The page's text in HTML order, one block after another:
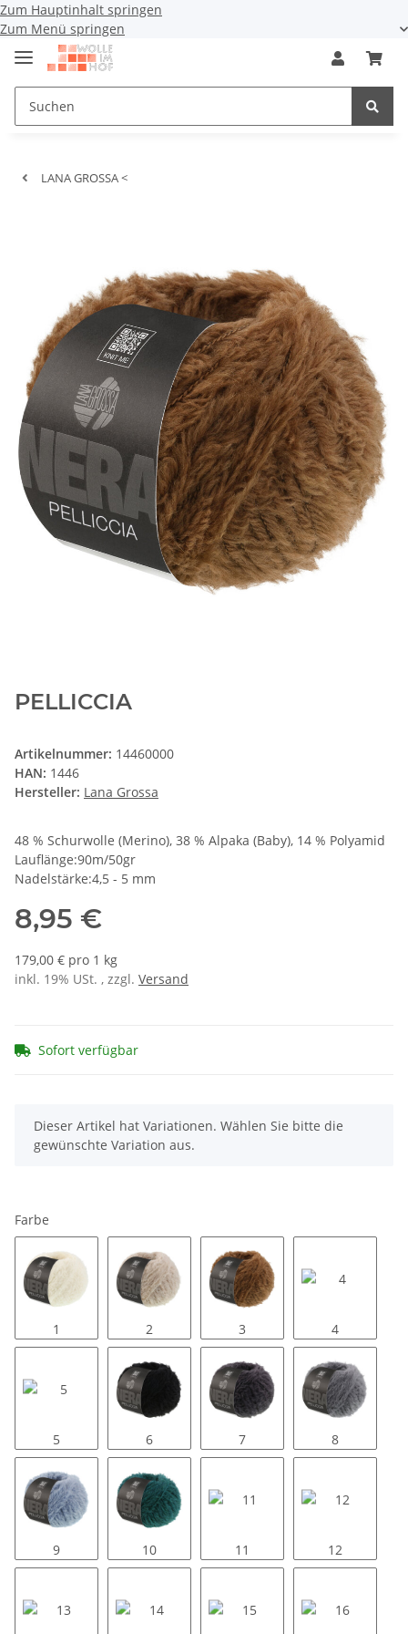
Zum Hauptinhalt springen
Zum Menü springen
LANA GROSSA <
PELLICCIA
Artikelnummer: 14460000
HAN: 1446
Hersteller: Lana Grossa
48 % Schurwolle (Merino), 38 % Alpaka (Baby), 14 % Polyamid
Lauflänge:90m/50gr
Nadelstärke:4,5 - 5 mm
8,95 €
179,00 € pro 1 kg
inkl. 19% USt. , zzgl. Versand
Sofort verfügbar
x
Dieser Artikel hat Variationen. Wählen Sie bitte die
gewünschte Variation aus.
Farbe
1 2 3 4
5 6 7 8
9 10 11 12